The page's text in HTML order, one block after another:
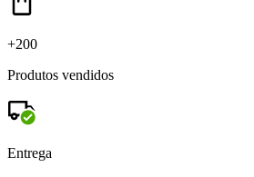
+200
Produtos vendidos
Entrega